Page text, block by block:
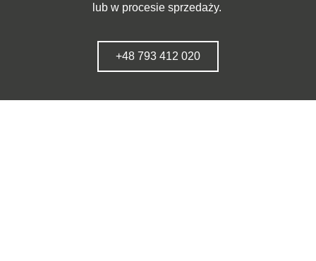
lub w procesie sprzedaży.
+48 793 412 020